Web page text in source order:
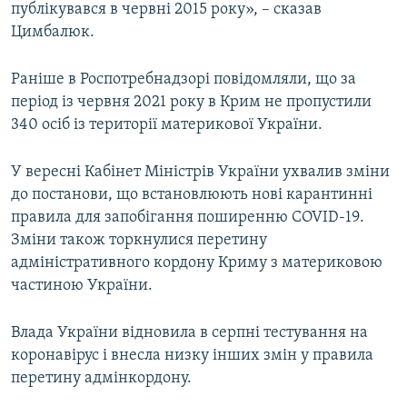
публікувався в червні 2015 року», – сказав
Цимбалюк.
Раніше в Роспотребнадзорі повідомляли, що за
період із червня 2021 року в Крим не пропустили
340 осіб із території материкової України.
У вересні Кабінет Міністрів України ухвалив зміни
до постанови, що встановлюють нові карантинні
правила для запобігання поширенню COVID-19.
Зміни також торкнулися перетину
адміністративного кордону Криму з материковою
частиною України.
Влада України відновила в серпні тестування на
коронавірус і внесла низку інших змін у правила
перетину адмінкордону.